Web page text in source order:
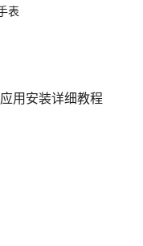
表
用安装详细教程